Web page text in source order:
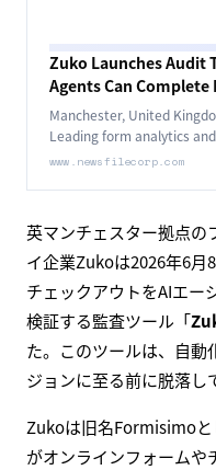
Zuko Launches Audit
Agents Can
Manchester, United
Leading form analytics
launched a tool to test
www.newsfilecorp.com
英マンチェスター拠点の
イ企業Zukoは2026年6月
チェックアウトをAIエー
検証する監査ツール「
た。このツールは、自動
ジョンに至る前に脱落し
Zukoは旧名Formisimoと
がオンラインフォームや